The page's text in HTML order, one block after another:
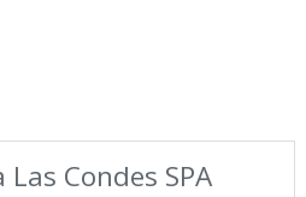
Condes SPA